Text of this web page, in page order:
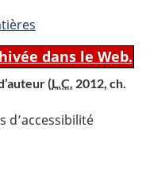
dans le Web.
(L.C. 2012, ch.
d’accessibilité